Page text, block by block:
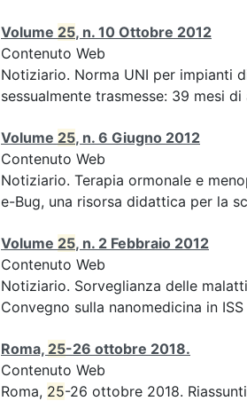
Volume 25, n. 10 Ottobre 2012
Contenuto Web
Notiziario. Norma UNI per impianti
sessualmente trasmesse: 39 mesi
Volume 25, n. 6 Giugno 2012
Contenuto Web
Notiziario. Terapia ormonale e
e-Bug, una risorsa didattica per la
Volume 25, n. 2 Febbraio 2012
Contenuto Web
Notiziario. Sorveglianza delle
Convegno sulla nanomedicina in ISS
Roma, 25-26 ottobre 2018.
Contenuto Web
Roma, 25-26 ottobre 2018. Riassunti